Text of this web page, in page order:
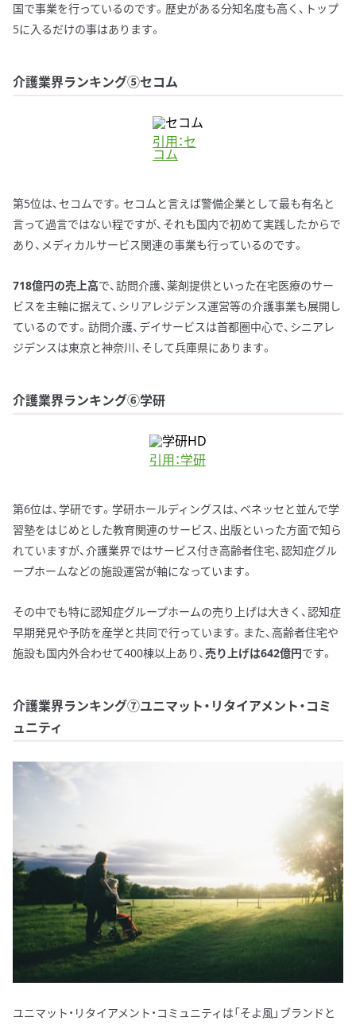
国で事業を行っているのです。歴史がある分知名度も高く、トップ
5に入るだけの事はあります。
介護業界ランキング⑤セコム
引用：セ
コム
第5位は、セコムです。セコムと言えば警備企業として最も有名と
言って過言ではない程ですが、それも国内で初めて実践したからで
あり、メディカルサービス関連の事業も行っているのです。
718億円の売上高で、訪問介護、薬剤提供といった在宅医療のサー
ビスを主軸に据えて、シリアレジデンス運営等の介護事業も展開し
ているのです。訪問介護、デイサービスは首都圏中心で、シニアレ
ジデンスは東京と神奈川、そして兵庫県にあります。
介護業界ランキング⑥学研
引用：学研
第6位は、学研です。学研ホールディングスは、ベネッセと並んで学
習塾をはじめとした教育関連のサービス、出版といった方面で知ら
れていますが、介護業界ではサービス付き高齢者住宅、認知症グル
ープホームなどの施設運営が軸になっています。
その中でも特に認知症グループホームの売り上げは大きく、認知症
早期発見や予防を産学と共同で行っています。また、高齢者住宅や
施設も国内外合わせて400棟以上あり、売り上げは642億円です。
介護業界ランキング⑦ユニマット・リタイアメント・コミ
ュニティ
ユニマット・リタイアメント・コミュニティは「そよ風」ブランドと